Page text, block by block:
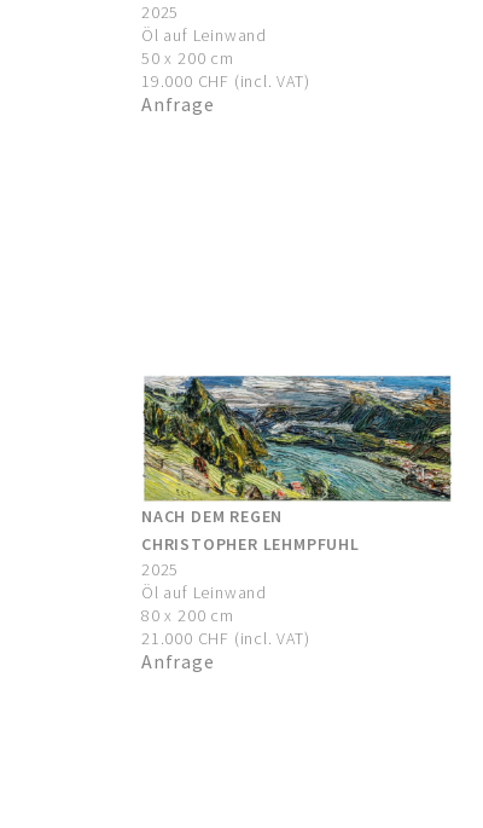
2025
Öl auf Leinwand
50 x 200 cm
19.000 CHF (incl. VAT)
Anfrage
NACH DEM REGEN
CHRISTOPHER LEHMPFUHL
2025
Öl auf Leinwand
80 x 200 cm
21.000 CHF (incl. VAT)
Anfrage